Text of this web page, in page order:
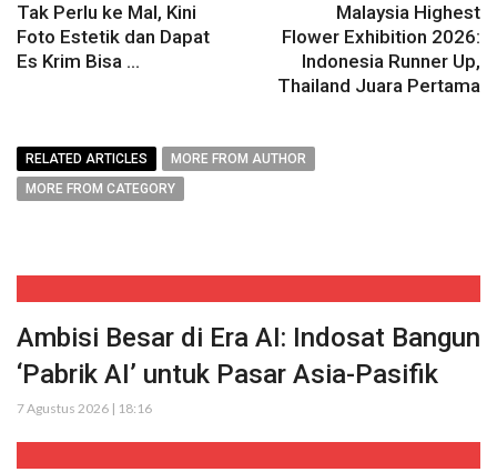
Tak Perlu ke Mal, Kini
Foto Estetik dan Dapat
Es Krim Bisa ...
Malaysia Highest
Flower Exhibition 2026:
Indonesia Runner Up,
Thailand Juara Pertama
RELATED ARTICLES
MORE FROM AUTHOR
MORE FROM CATEGORY
Ambisi Besar di Era AI: Indosat Bangun
‘Pabrik AI’ untuk Pasar Asia-Pasifik
7 Agustus 2026 | 18:16